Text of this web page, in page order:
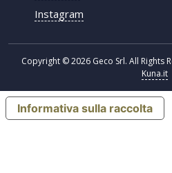
Instagram
Copyright © 2026 Geco Srl. All Rights
Kuna.it
Informativa sulla raccolta